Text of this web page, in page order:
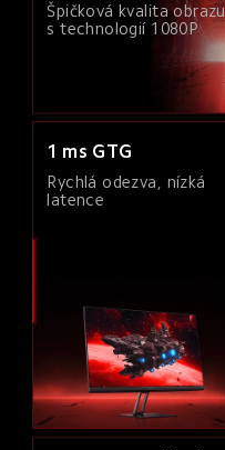
Špičková kvalita
s technologií 1080P
1 ms GTG
Rychlá odezva, nízká
latence